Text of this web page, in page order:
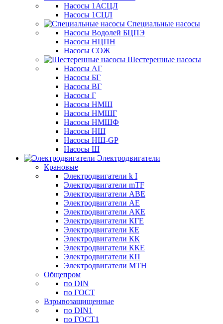
Насосы 1АСЦЛ
Насосы 1СЦЛ
Специальные насосы
Насосы Водолей БЦПЭ
Насосы НЦПН
Насосы СОЖ
Шестеренные насосы
Насосы АГ
Насосы БГ
Насосы ВГ
Насосы Г
Насосы НМШ
Насосы НМШГ
Насосы НМШФ
Насосы НШ
Насосы НШ-GP
Насосы Ш
Электродвигатели
Крановые
Электродвигатели k I
Электродвигатели mTF
Электродвигатели АВЕ
Электродвигатели АЕ
Электродвигатели АКЕ
Электродвигатели КГЕ
Электродвигатели КЕ
Электродвигатели КК
Электродвигатели ККЕ
Электродвигатели КП
Электродвигатели МТН
Общепром
по DIN
по ГОСТ
Взрывозащищенные
по DIN1
по ГОСТ1